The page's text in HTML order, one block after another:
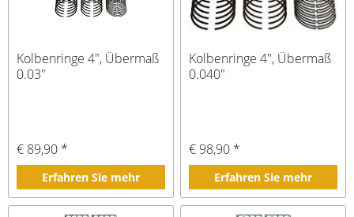
Kolbenringe 4", Übermaß
0.03"
€ 89,90 *
Erfahren Sie mehr
Kolbenringe 4", Übermaß
0.040"
€ 98,90 *
Erfahren Sie mehr